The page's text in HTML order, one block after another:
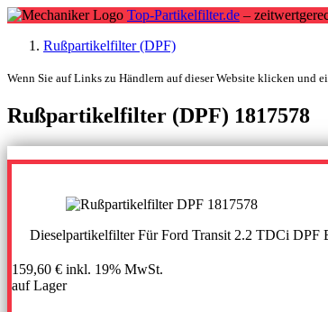
Top-Partikelfilter.de –
Rußpartikelfilter (DPF)
Wenn Sie auf Links zu Händlern auf dieser Website klicken und
Rußpartikelfilter (DPF) 1817578
Dieselpartikelfilter Für Ford Transit 2.2 TDCi DPF
159,60 € inkl. 19% MwSt.
auf Lager